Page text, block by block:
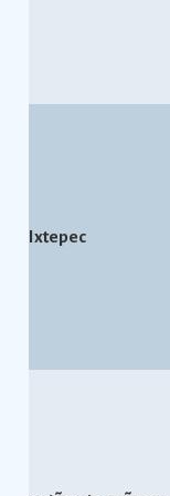
Ixtepec